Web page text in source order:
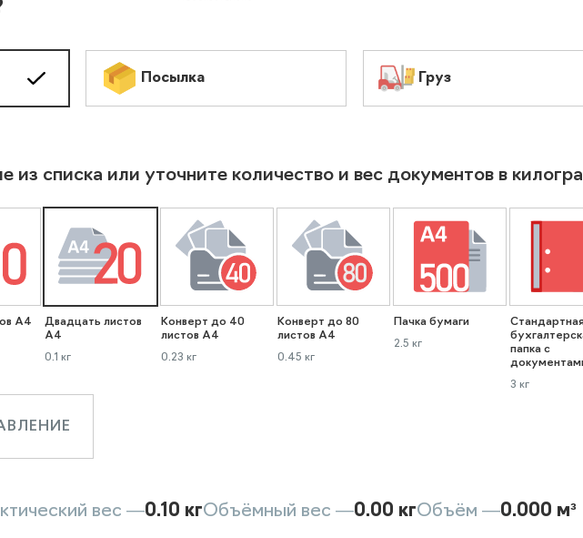
Посылка Груз
из списка или уточните количество и вес документов в
А4
Двадцать листов
А4
0.1 кг
Конверт до 40
листов А4
0.23 кг
Конверт до 80
листов А4
0.45 кг
Пачка бумаги
2.5 кг
папка с
3 кг
вес —0.10 кгОбъёмный вес —0.00 кгОбъём —0.000 м³